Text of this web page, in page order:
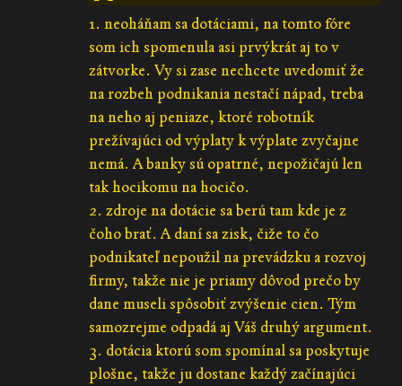
1. neoháňam sa dotáciami, na tomto fóre
som ich spomenula asi prvýkrát aj to v
zátvorke. Vy si zase nechcete uvedomiť že
na rozbeh podnikania nestačí nápad, treba
na neho aj peniaze, ktoré robotník
prežívajúci od výplaty k výplate zvyčajne
nemá. A banky sú opatrné, nepožičajú len
tak hocikomu na hocičo.
2. zdroje na dotácie sa berú tam kde je z
čoho brať. A daní sa zisk, čiže to čo
podnikateľ nepoužil na prevádzku a rozvoj
firmy, takže nie je priamy dôvod prečo by
dane museli spôsobiť zvýšenie cien. Tým
samozrejme odpadá aj Váš druhý argument.
3. dotácia ktorú som spomínal sa poskytuje
plošne, takže ju dostane každý začínajúci